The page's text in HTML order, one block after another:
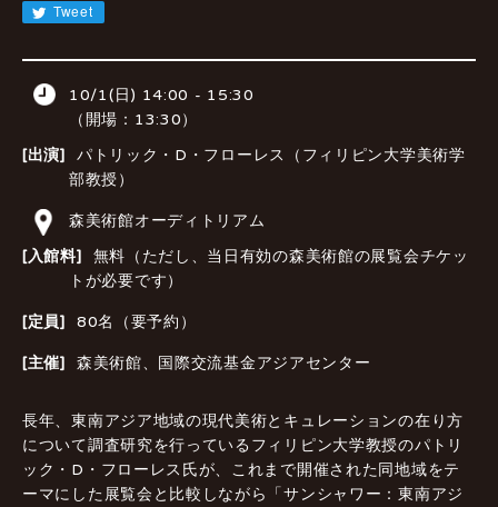
Tweet
10/1(日) 14:00 - 15:30
（開場：13:30）
[出演]
パトリック・D・フローレス（フィリピン大学美術学
部教授）
森美術館オーディトリアム
[入館料]
無料（ただし、当日有効の森美術館の展覧会チケッ
トが必要です）
[定員] 80名（要予約）
[主催] 森美術館、国際交流基金アジアセンター
長年、東南アジア地域の現代美術とキュレーションの在り方
について調査研究を行っているフィリピン大学教授のパトリ
ック・D・フローレス氏が、これまで開催された同地域をテ
ーマにした展覧会と比較しながら「サンシャワー：東南アジ